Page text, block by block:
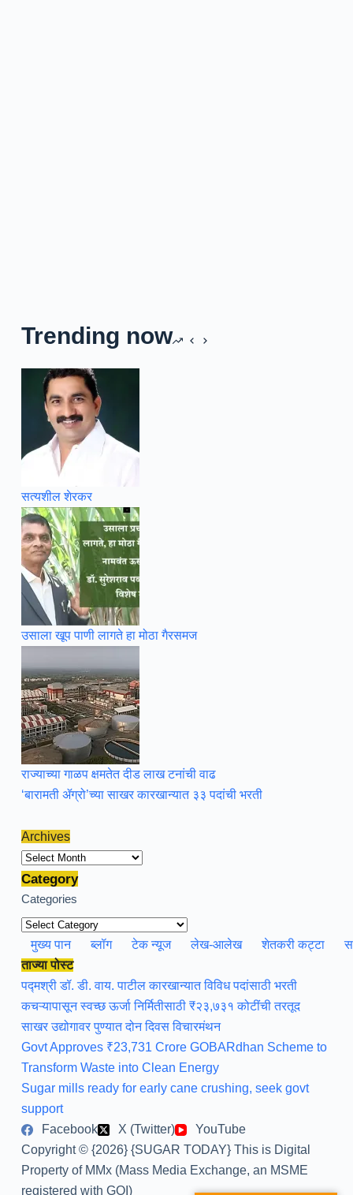
Trending now
सत्यशील शेरकर
उसाला खूप पाणी लागते हा मोठा गैरसमज
राज्याच्या गाळप क्षमतेत दीड लाख टनांची वाढ
‘बारामती ॲग्रो’च्या साखर कारखान्यात ३३ पदांची भरती
Archives
Archives
Category
Categories
मुख्य पान ब्लॉग टेक न्यूज लेख-आलेख शेतकरी कट्टा
ताज्या पोस्ट
पद्मश्री डॉ. डी. वाय. पाटील कारखान्यात विविध पदांसाठी भरती
कचऱ्यापासून स्वच्छ ऊर्जा निर्मितीसाठी ₹२३,७३१ कोटींची तरतूद
साखर उद्योगावर पुण्यात दोन दिवस विचारमंथन
Govt Approves ₹23,731 Crore GOBARdhan Scheme to
Transform Waste into Clean Energy
Sugar mills ready for early cane crushing, seek govt
support
Facebook
X (Twitter)
YouTube
Copyright © {2026} {SUGAR TODAY} This is Digital
Property of MMx (Mass Media Exchange, an MSME
registered with GOI)